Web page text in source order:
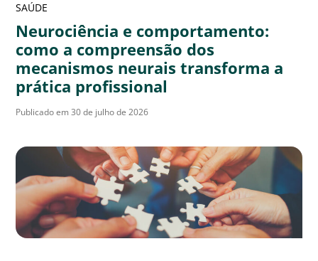
SAÚDE
Neurociência e comportamento:
como a compreensão dos
mecanismos neurais transforma a
prática profissional
Publicado em 30 de julho de 2026